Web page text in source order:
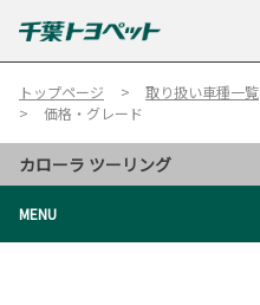
トップページ 取り扱い車種一覧
価格・グレード
カローラ ツーリング
MENU